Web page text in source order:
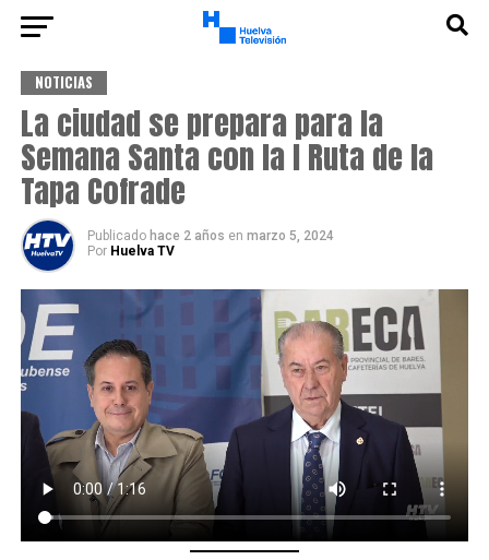
NOTICIAS
La ciudad se prepara para la
Semana Santa con la I Ruta de la
Tapa Cofrade
Publicado hace 2 años en marzo 5, 2024
Por Huelva TV